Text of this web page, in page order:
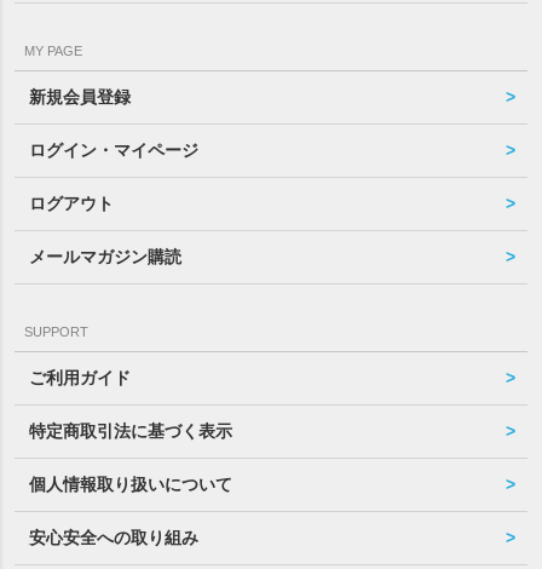
MY PAGE
新規会員登録
ログイン・マイページ
ログアウト
メールマガジン購読
SUPPORT
ご利用ガイド
特定商取引法に基づく表示
個人情報取り扱いについて
安心安全への取り組み